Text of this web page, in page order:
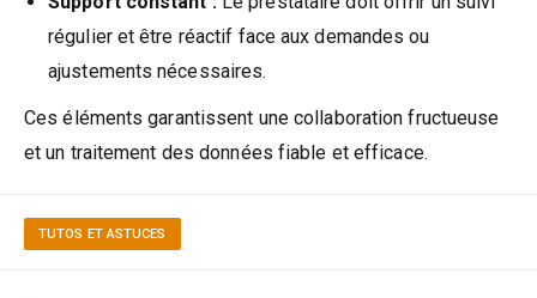
régulier et être réactif face aux demandes ou
ajustements nécessaires.
Ces éléments garantissent une collaboration fructueuse
et un traitement des données fiable et efficace.
TUTOS ET ASTUCES